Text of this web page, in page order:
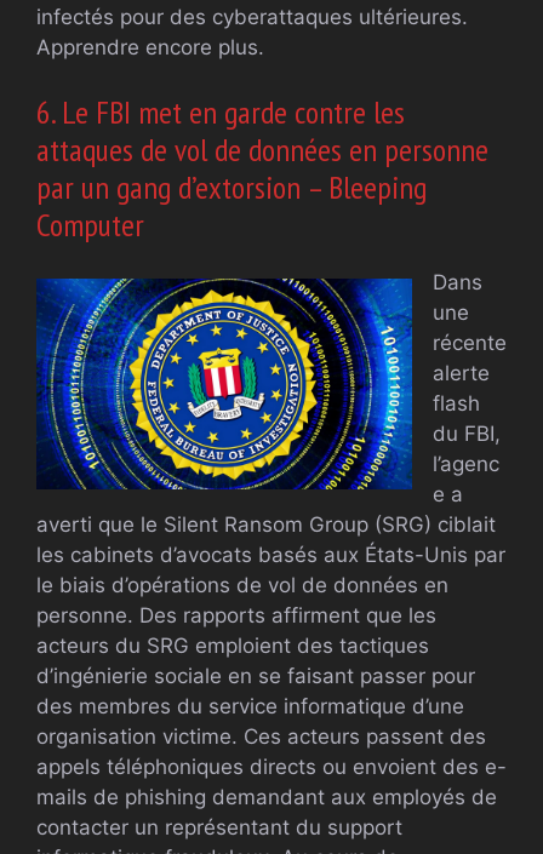
infectés pour des cyberattaques ultérieures.
Apprendre encore plus.
6. Le FBI met en garde contre les
attaques de vol de données en personne
par un gang d’extorsion – Bleeping
Computer
Dans
une
récente
alerte
flash
du FBI,
l’agenc
e a
averti que le Silent Ransom Group (SRG) ciblait
les cabinets d’avocats basés aux États-Unis par
le biais d’opérations de vol de données en
personne. Des rapports affirment que les
acteurs du SRG emploient des tactiques
d’ingénierie sociale en se faisant passer pour
des membres du service informatique d’une
organisation victime. Ces acteurs passent des
appels téléphoniques directs ou envoient des e-
mails de phishing demandant aux employés de
contacter un représentant du support